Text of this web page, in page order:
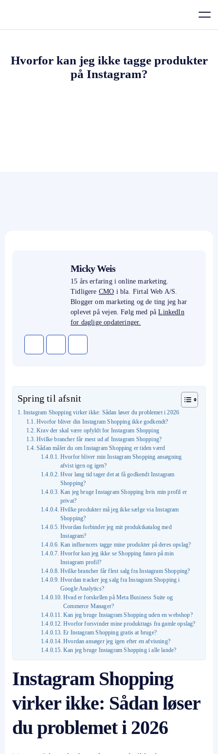
Hvorfor kan jeg ikke tagge produkter
på Instagram?
Micky Weis
15 års erfaring i online marketing.
Tidligere CMO i bla. Firtal Web A/S.
Blogger om marketing og de ting jeg har
oplevet på vejen. Følg med påLinkedIn
for daglige opdateringer.
Spring til afsnit
Instagram Shopping virker ikke: Sådan løser du problemet i 2026
Hvorfor bliver din Instagram Shopping ikke godkendt?
Krav der skal være opfyldt for Instagram Shopping
Hvilke brancher får mest ud af Instagram Shopping?
Sådan måler du om Instagram Shopping er tiden værd
Hvorfor bliver min Instagram Shopping ansøgning
afvist igen og igen?
Hvor lang tid tager det at få godkendt Instagram
Shopping?
Kan jeg bruge Instagram Shopping hvis min profil er
privat?
Hvilke produkter må jeg ikke sælge via Instagram
Shopping?
Hvordan forbinder jeg mit produktkatalog med
Instagram?
Kan influencers tagge mine produkter på deres opslag?
Hvorfor kan jeg ikke se Shopping fanen på min
Instagram profil?
Hvilke brancher får flest salg fra Instagram Shopping?
Hvordan tracker jeg salg fra Instagram Shopping i
Google Analytics?
Hvad er forskellen på Meta Business Suite og
Commerce Manager?
Kan jeg bruge Instagram Shopping uden en webshop?
Hvorfor forsvinder mine produkttags fra gamle opslag?
Er Instagram Shopping gratis at bruge?
Hvordan ansøger jeg igen efter en afvisning?
Kan jeg bruge Instagram Shopping i alle lande?
Instagram Shopping
virker ikke: Sådan løser
du problemet i 2026